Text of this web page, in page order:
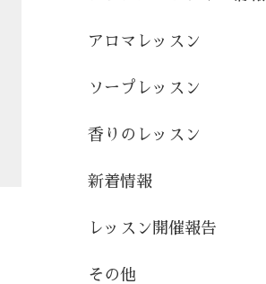
アロマレッスン
ソープレッスン
香りのレッスン
新着情報
レッスン開催報告
その他